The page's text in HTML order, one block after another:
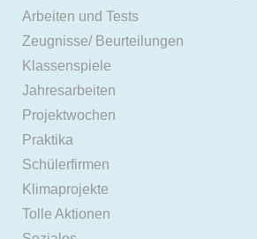
Arbeiten und Tests
Zeugnisse/ Beurteilungen
Klassenspiele
Jahresarbeiten
Projektwochen
Praktika
Schülerfirmen
Klimaprojekte
Tolle Aktionen